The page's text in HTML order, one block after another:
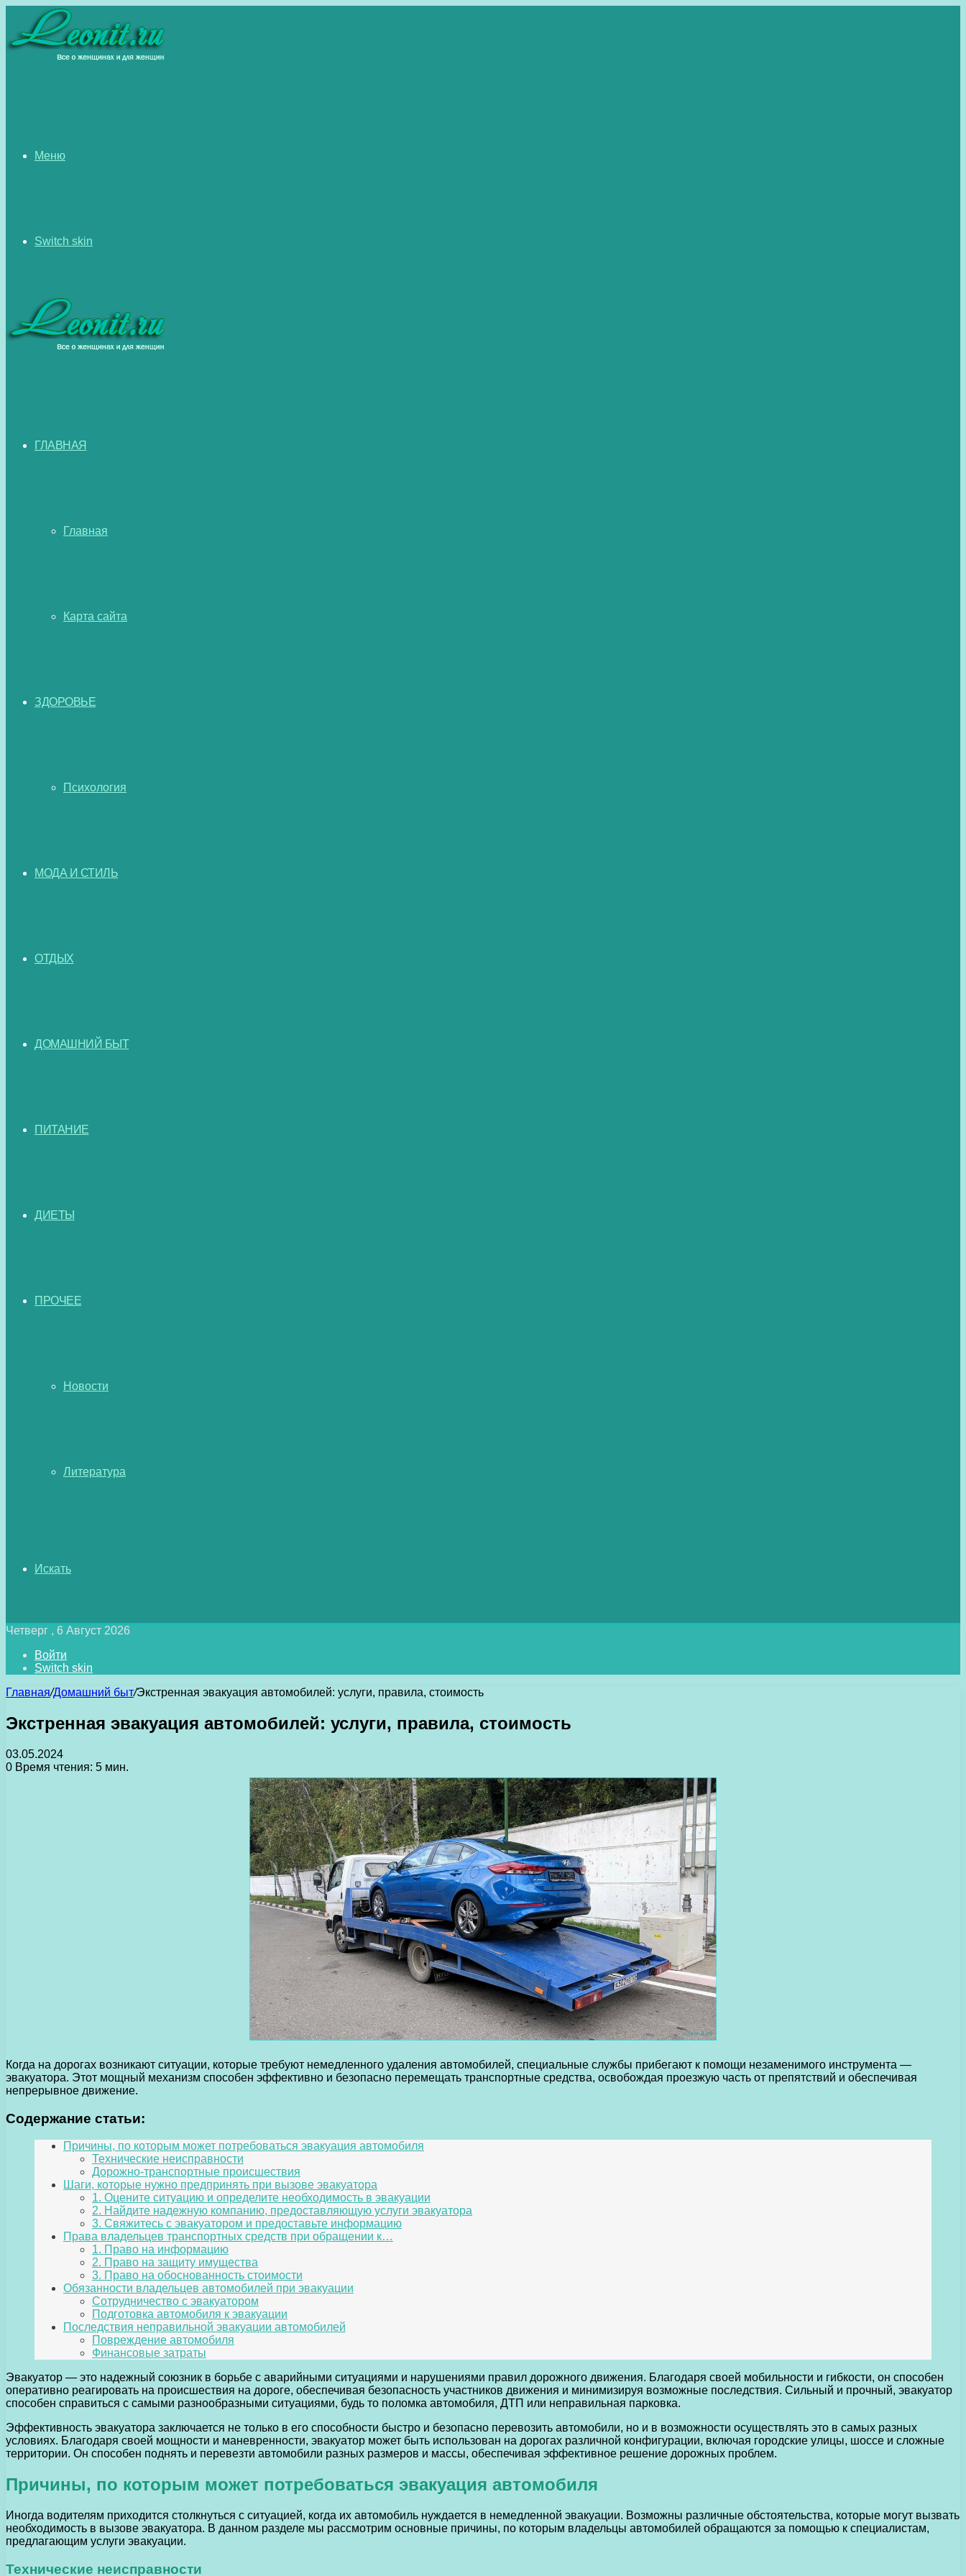
Меню
Switch skin
ГЛАВНАЯ
Главная
Карта сайта
ЗДОРОВЬЕ
Психология
МОДА И СТИЛЬ
ОТДЫХ
ДОМАШНИЙ БЫТ
ПИТАНИЕ
ДИЕТЫ
ПРОЧЕЕ
Новости
Литература
Искать
Четверг , 6 Август 2026
Войти
Switch skin
Главная/Домашний быт/Экстренная эвакуация автомобилей: услуги, правила, стоимость
Экстренная эвакуация автомобилей: услуги, правила, стоимость
03.05.2024
0 Время чтения: 5 мин.
Когда на дорогах возникают ситуации, которые требуют немедленного удаления автомобилей, специальные службы прибегают к помощи незаменимого инструмента —
эвакуатора. Этот мощный механизм способен эффективно и безопасно перемещать транспортные средства, освобождая проезжую часть от препятствий и обеспечивая
непрерывное движение.
Содержание статьи:
Причины, по которым может потребоваться эвакуация автомобиля
Технические неисправности
Дорожно-транспортные происшествия
Шаги, которые нужно предпринять при вызове эвакуатора
1. Оцените ситуацию и определите необходимость в эвакуации
2. Найдите надежную компанию, предоставляющую услуги эвакуатора
3. Свяжитесь с эвакуатором и предоставьте информацию
Права владельцев транспортных средств при обращении к…
1. Право на информацию
2. Право на защиту имущества
3. Право на обоснованность стоимости
Обязанности владельцев автомобилей при эвакуации
Сотрудничество с эвакуатором
Подготовка автомобиля к эвакуации
Последствия неправильной эвакуации автомобилей
Повреждение автомобиля
Финансовые затраты
Эвакуатор — это надежный союзник в борьбе с аварийными ситуациями и нарушениями правил дорожного движения. Благодаря своей мобильности и гибкости, он способен
оперативно реагировать на происшествия на дороге, обеспечивая безопасность участников движения и минимизируя возможные последствия. Сильный и прочный, эвакуатор
способен справиться с самыми разнообразными ситуациями, будь то поломка автомобиля, ДТП или неправильная парковка.
Эффективность эвакуатора заключается не только в его способности быстро и безопасно перевозить автомобили, но и в возможности осуществлять это в самых разных
условиях. Благодаря своей мощности и маневренности, эвакуатор может быть использован на дорогах различной конфигурации, включая городские улицы, шоссе и сложные
территории. Он способен поднять и перевезти автомобили разных размеров и массы, обеспечивая эффективное решение дорожных проблем.
Причины, по которым может потребоваться эвакуация автомобиля
Иногда водителям приходится столкнуться с ситуацией, когда их автомобиль нуждается в немедленной эвакуации. Возможны различные обстоятельства, которые могут вызвать
необходимость в вызове эвакуатора. В данном разделе мы рассмотрим основные причины, по которым владельцы автомобилей обращаются за помощью к специалистам,
предлагающим услуги эвакуации.
Технические неисправности